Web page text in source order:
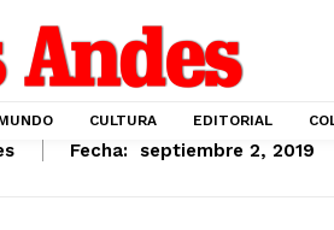
CULTURA EDITORIAL
Fecha: septiembre 2, 2019